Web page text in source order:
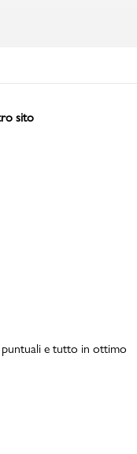
sito
puntuali e tutto in ottimo